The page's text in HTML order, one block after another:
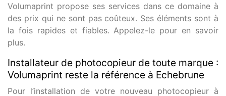
Volumaprint propose ses services dans ce domaine à
des prix qui ne sont pas coûteux. Ses éléments sont à
la fois rapides et fiables. Appelez-le pour en savoir
plus.
Installateur de photocopieur de toute marque :
Volumaprint reste la référence à Echebrune
Pour l’installation de votre nouveau photocopieur à